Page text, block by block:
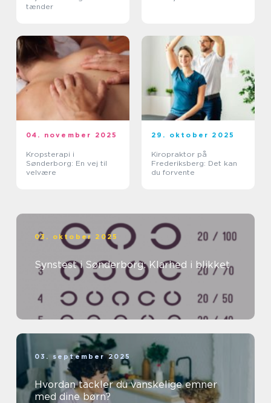
tænder
04. november 2025
Kropsterapi i
Sønderborg: En vej til
velvære
29. oktober 2025
Kiropraktor på
Frederiksberg: Det kan
du forvente
03. oktober 2025
Synstest i Sønderborg: Klarhed i blikket
03. september 2025
Hvordan tackler du vanskelige emner
med dine børn?